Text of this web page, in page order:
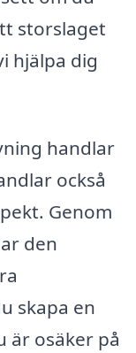
storslaget
hjälpa dig
handlar
också
Genom
den
skapa en
är osäker på